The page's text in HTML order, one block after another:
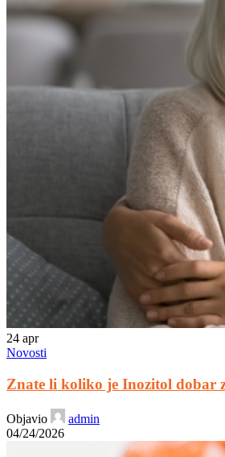
24 apr
Novosti
Znate li koliko je Inozitol dobar
Objavio
admin
04/24/2026